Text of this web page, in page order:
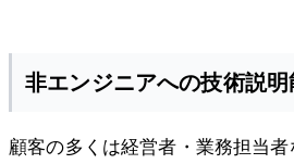
非エンジニアへの技術説明
顧客の多くは経営者・業務担当